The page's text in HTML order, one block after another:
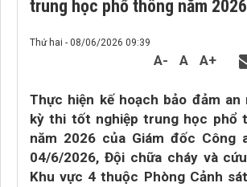
trung học phổ thông năm 2026
Thứ hai - 08/06/2026 09:39
A- A A+
Thực hiện kế hoạch bảo đảm an
kỳ thi tốt nghiệp trung học phổ
năm 2026 của Giám đốc Công
04/6/2026, Đội chữa cháy và
Khu vực 4 thuộc Phòng Cảnh